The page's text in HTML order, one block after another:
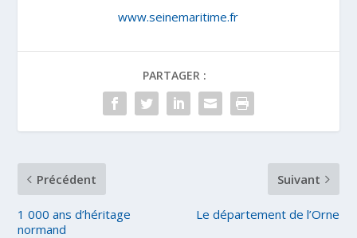
www.seinemaritime.fr
PARTAGER :
Précédent
1 000 ans d’héritage
normand
Suivant
Le département de l’Orne